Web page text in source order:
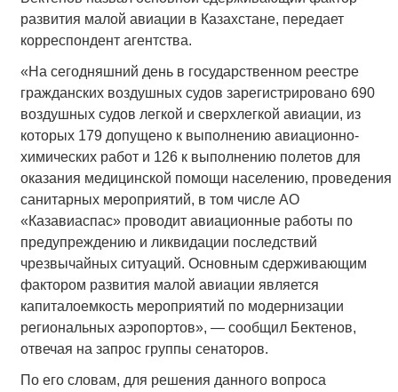
развития малой авиации в Казахстане, передает
корреспондент агентства.
«На сегодняшний день в государственном реестре
гражданских воздушных судов зарегистрировано 690
воздушных судов легкой и сверхлегкой авиации, из
которых 179 допущено к выполнению авиационно-
химических работ и 126 к выполнению полетов для
оказания медицинской помощи населению, проведения
санитарных мероприятий, в том числе АО
«Казавиаспас» проводит авиационные работы по
предупреждению и ликвидации последствий
чрезвычайных ситуаций. Основным сдерживающим
фактором развития малой авиации является
капиталоемкость мероприятий по модернизации
региональных аэропортов», — сообщил Бектенов,
отвечая на запрос группы сенаторов.
По его словам, для решения данного вопроса